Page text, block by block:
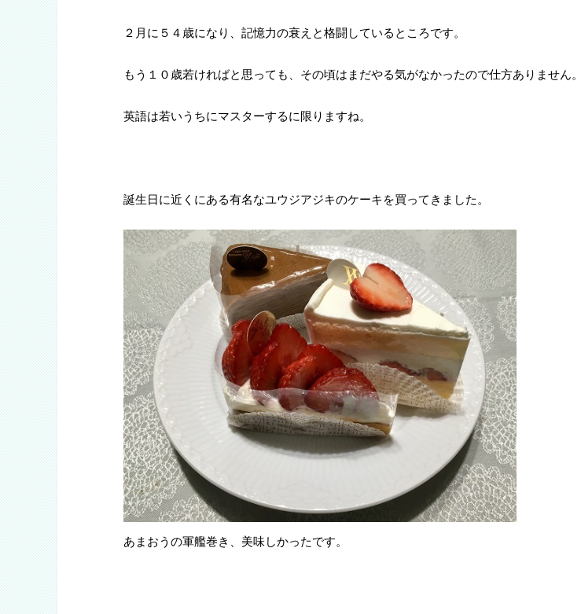
２月に５４歳になり、記憶力の衰えと格闘しているところです。
もう１０歳若ければと思っても、その頃はまだやる気がなかったので仕方ありません。
英語は若いうちにマスターするに限りますね。
誕生日に近くにある有名なユウジアジキのケーキを買ってきました。
あまおうの軍艦巻き、美味しかったです。